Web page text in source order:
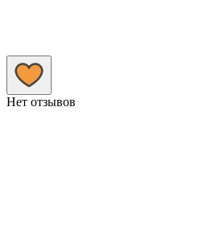
Нет отзывов